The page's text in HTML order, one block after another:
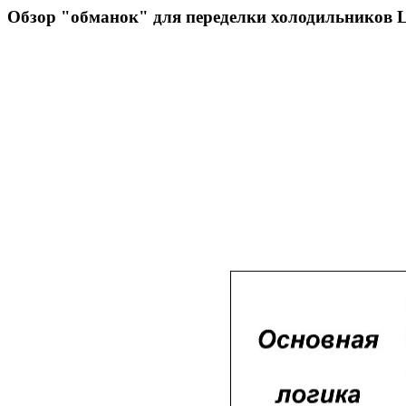
Обзор "обманок" для переделки холодильников